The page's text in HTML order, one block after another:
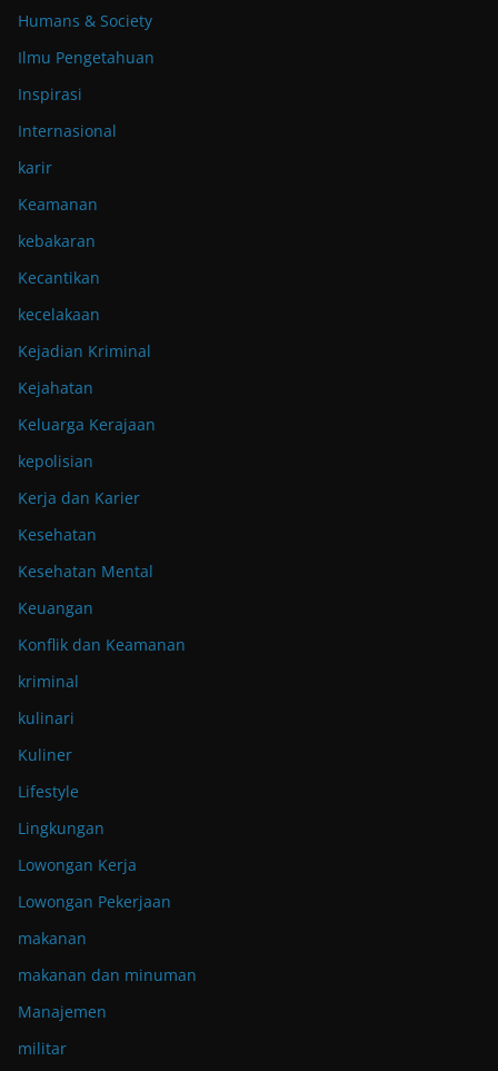
Humans & Society
Ilmu Pengetahuan
Inspirasi
Internasional
karir
Keamanan
kebakaran
Kecantikan
kecelakaan
Kejadian Kriminal
Kejahatan
Keluarga Kerajaan
kepolisian
Kerja dan Karier
Kesehatan
Kesehatan Mental
Keuangan
Konflik dan Keamanan
kriminal
kulinari
Kuliner
Lifestyle
Lingkungan
Lowongan Kerja
Lowongan Pekerjaan
makanan
makanan dan minuman
Manajemen
militar